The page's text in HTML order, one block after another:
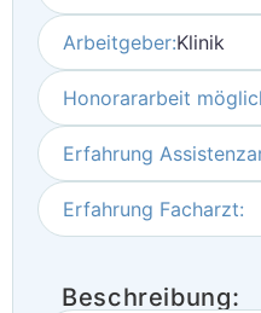
Arbeitgeber:Klinik
Honorararbeit
Erfahrung
Erfahrung Facharzt:
Beschreibung: